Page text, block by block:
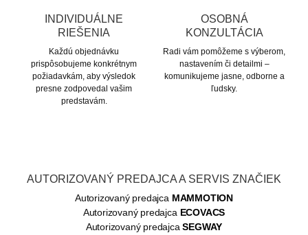
INDIVIDUÁLNE
RIEŠENIA
Každú objednávku
prispôsobujeme konkrétnym
požiadavkám, aby výsledok
presne zodpovedal vašim
predstavám.
OSOBNÁ
KONZULTÁCIA
Radi vám pomôžeme s výberom,
nastavením či detailmi –
komunikujeme jasne, odborne a
ľudsky.
AUTORIZOVANÝ PREDAJCA A SERVIS ZNAČIEK
Autorizovaný predajca MAMMOTION
Autorizovaný predajca ECOVACS
Autorizovaný predajcaSEGWAY